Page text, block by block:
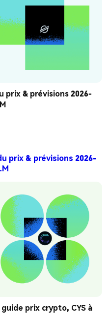
prix & prévisions 2026-
prix & prévisions 2026-
prix crypto, CYS à